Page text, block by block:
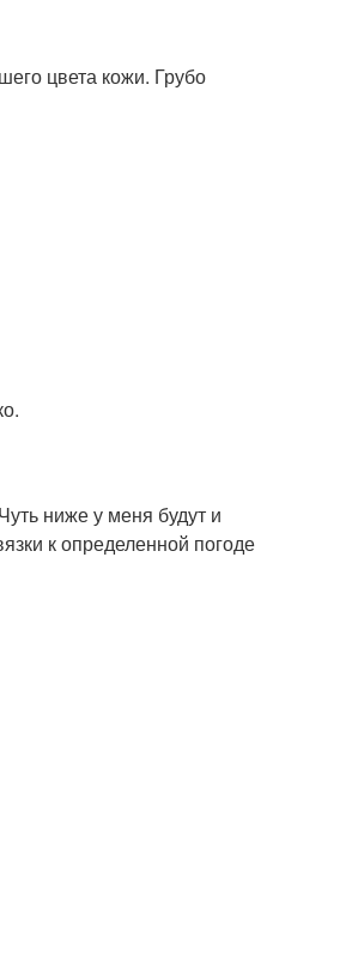
цвета кожи. Грубо
ниже у меня будут и
к определенной погоде